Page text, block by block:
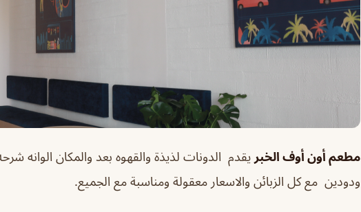
مطعم أون أوف الخبر يقدم الدونات لذيذة والقهوه بعد والمكان الوانه
ودودين مع كل الزبائن والاسعار معقولة ومناسبة مع الجميع.